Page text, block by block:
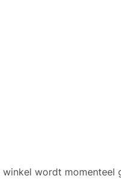
wordt momenteel